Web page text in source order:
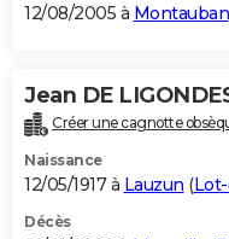
12/08/2005 à Montauban
Jean DE
Créer une cagnotte
Naissance
12/05/1917 à Lauzun (
Décès